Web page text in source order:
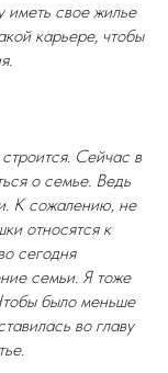
иметь свое жилье
карьере, чтобы
Сейчас в
о семье. Ведь
К сожалению, не
относятся к
сегодня
семьи. Я тоже
было меньше
во главу